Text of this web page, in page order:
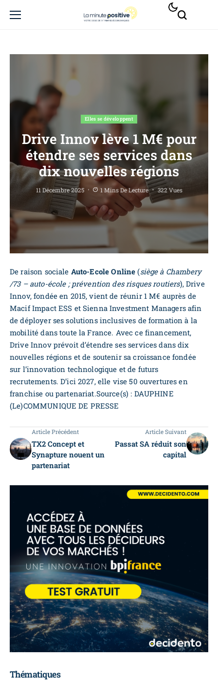
Elles se développent
Drive Innov lève 1 M€ pour
étendre ses services dans
dix nouvelles régions
11 Décembre 2025 1 Mins De Lecture 322 Vues
De raison sociale Auto-Ecole Online (siège à Chambery
/73 – auto-école ; prévention des risques routiers), Drive
Innov, fondée en 2015, vient de réunir 1 M€ auprès de
Macif Impact ESS et Sienna Investment Managers afin
de déployer ses solutions inclusives de formation à la
mobilité dans toute la France. Avec ce financement,
Drive Innov prévoit d’étendre ses services dans dix
nouvelles régions et de soutenir sa croissance fondée
sur l’innovation technologique et de futurs
recrutements. D’ici 2027, elle vise 50 ouvertures en
franchise ou partenariat.Source(s) : DAUPHINE
(Le)COMMUNIQUE DE PRESSE
Article Précédent
TX2 Concept et
Synapture nouent un
partenariat
Article Suivant
Passat SA réduit son
capital
Thématiques